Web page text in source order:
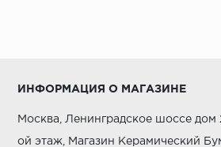
ИНФОРМАЦИЯ О МАГАЗИНЕ
Москва, Ленинградское шоссе
ой этаж, Магазин Керамический